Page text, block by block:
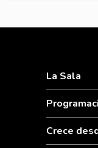
La Sala
Crece